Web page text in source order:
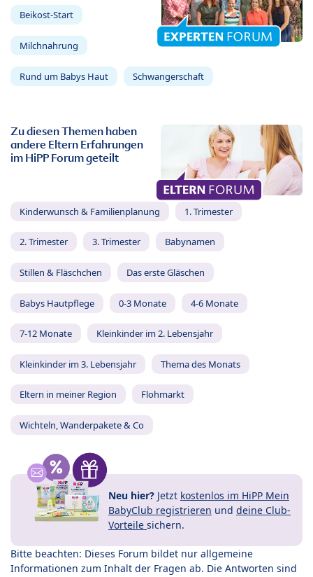
Beikost-Start
Milchnahrung
Rund um Babys Haut Schwangerschaft
Zu diesen Themen haben
andere Eltern Erfahrungen
im HiPP Forum geteilt
Kinderwunsch & Familienplanung 1. Trimester
2. Trimester 3. Trimester Babynamen
Stillen & Fläschchen Das erste Gläschen
Babys Hautpflege 0-3 Monate 4-6 Monate
7-12 Monate Kleinkinder im 2. Lebensjahr
Kleinkinder im 3. Lebensjahr Thema des Monats
Eltern in meiner Region Flohmarkt
Wichteln, Wanderpakete & Co
Neu hier? Jetzt kostenlos im HiPP Mein
BabyClub registrieren und deine Club-
Vorteile sichern.
Bitte beachten: Dieses Forum bildet nur allgemeine
Informationen zum Inhalt der Fragen ab. Die Antworten sind